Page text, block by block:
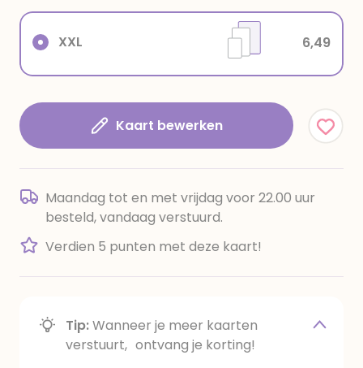
XXL 6,49
Kaart bewerken
Maandag tot en met vrijdag voor 22.00 uur
besteld, vandaag verstuurd.
Verdien 5 punten met deze kaart!
Tip:Wanneer je meer kaarten
verstuurt, ontvang je korting!